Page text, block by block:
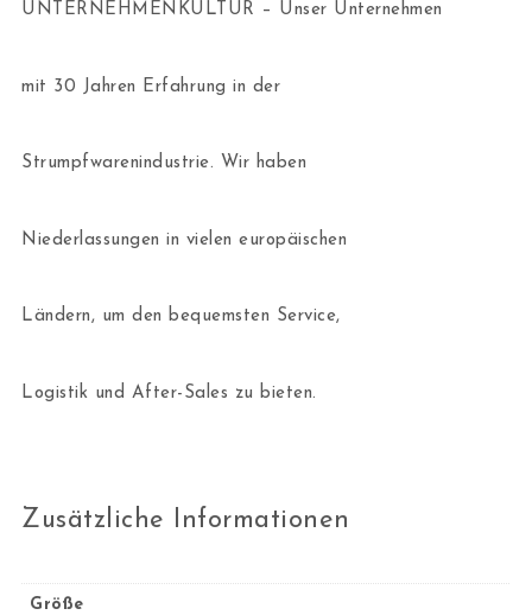
UNTERNEHMENKULTUR – Unser Unternehmen
mit 30 Jahren Erfahrung in der
Strumpfwarenindustrie. Wir haben
Niederlassungen in vielen europäischen
Ländern, um den bequemsten Service,
Logistik und After-Sales zu bieten.
Zusätzliche Informationen
Größe